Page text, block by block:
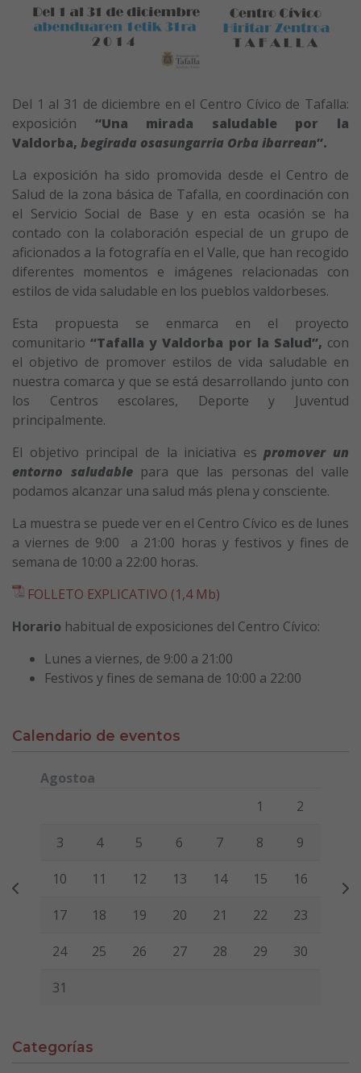
Del 1 al 31 de diciembre en el Centro Cívico de Tafalla:
exposición “Una mirada saludable por la
Valdorba, begirada osasungarria Orba ibarrean”.
La exposición ha sido promovida desde el Centro de
Salud de la zona básica de Tafalla, en coordinación con
el Servicio Social de Base y en esta ocasión se ha
contado con la colaboración especial de un grupo de
aficionados a la fotografía en el Valle, que han recogido
diferentes momentos e imágenes relacionadas con
estilos de vida saludable en los pueblos valdorbeses.
Esta propuesta se enmarca en el proyecto
comunitario“Tafalla y Valdorba por la Salud”, con
el objetivo de promover estilos de vida saludable en
nuestra comarca y que se está desarrollando junto con
los Centros escolares, Deporte y Juventud
principalmente.
El objetivo principal de la iniciativa espromover un
entorno saludablepara que las personas del valle
podamos alcanzar una salud más plena y consciente.
La muestra se puede ver en el Centro Cívico es de lunes
a viernes de 9:00 a 21:00 horas y festivos y fines de
semana de 10:00 a 22:00 horas.
FOLLETO EXPLICATIVO (1,4 Mb)
Horario habitual de exposiciones del Centro Cívico:
Lunes a viernes, de 9:00 a 21:00
Festivos y fines de semana de 10:00 a 22:00
Calendario de eventos
Agostoa
Viernes Sábado
1 2
3 4 5 6 7 8 9
10 11 12 13 14 15 16
17 18 19 20 21 22 23
24 25 26 27 28 29 30
31
Categorías